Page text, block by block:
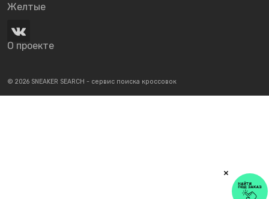
Желтые
О проекте
© 2026 SNEAKER SEARCH - сервис поиска кроссовок
×